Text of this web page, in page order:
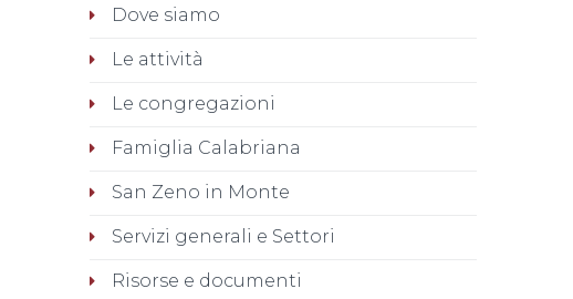
Dove siamo
Le attività
Le congregazioni
Famiglia Calabriana
San Zeno in Monte
Servizi generali e Settori
Risorse e documenti